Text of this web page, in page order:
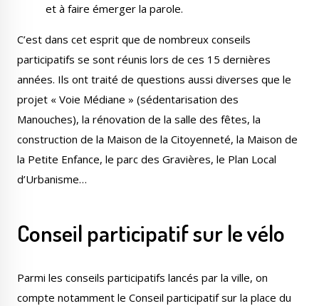
et à faire émerger la parole.
C’est dans cet esprit que de nombreux conseils
participatifs se sont réunis lors de ces 15 dernières
années. Ils ont traité de questions aussi diverses que le
projet « Voie Médiane » (sédentarisation des
Manouches), la rénovation de la salle des fêtes, la
construction de la Maison de la Citoyenneté, la Maison de
la Petite Enfance, le parc des Gravières, le Plan Local
d’Urbanisme…
Conseil participatif sur le vélo
Parmi les conseils participatifs lancés par la ville, on
compte notamment le Conseil participatif sur la place du